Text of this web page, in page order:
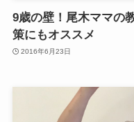
9歳の壁！尾木ママの
策にもオススメ
2016年6月23日